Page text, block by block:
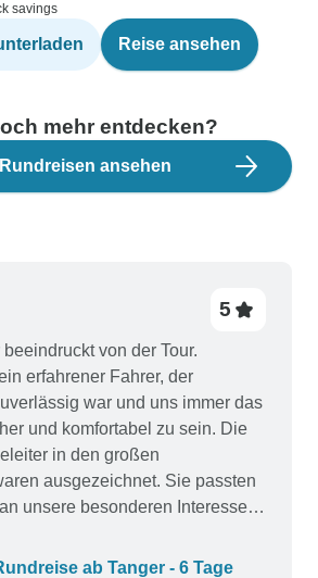
savings
Reise ansehen
mehr entdecken?
ansehen
5
von der Tour.
erfahrener Fahrer, der
war und uns immer das
und komfortabel zu sein. Die
in den großen
ausgezeichnet. Sie passten
unsere besonderen Interessen
Überblick zu verlieren. Es
Abweichungen von der Tour,
ab Tanger - 6 Tage